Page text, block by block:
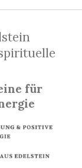
für